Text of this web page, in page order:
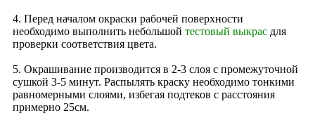
4. Перед началом окраски рабочей поверхности
необходимо выполнить небольшой тестовый выкрас для
проверки соответствия цвета.
5. Окрашивание производится в 2‑3 слоя с промежуточной
сушкой 3-5 минут. Распылять краску необходимо тонкими
равномерными слоями, избегая подтеков с расстояния
примерно 25см.